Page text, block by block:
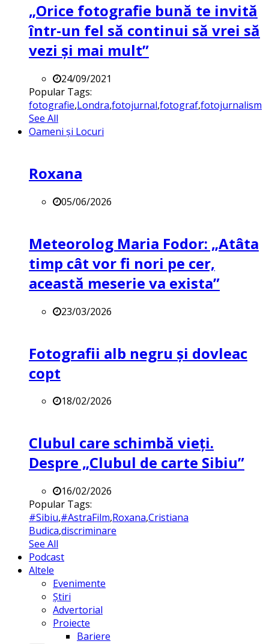
„Orice fotografie bună te invită
într-un fel să continui să vrei să
vezi și mai mult”
24/09/2021
Popular Tags:
fotografie,Londra,fotojurnal,fotograf,fotojurnalism
See All
Oameni și Locuri
Roxana
05/06/2026
Meteorolog Maria Fodor: „Atâta
timp cât vor fi nori pe cer,
această meserie va exista”
23/03/2026
Fotografii alb negru și dovleac
copt
18/02/2026
Clubul care schimbă vieți.
Despre „Clubul de carte Sibiu”
16/02/2026
Popular Tags:
#Sibiu,#AstraFilm,Roxana,Cristiana
Budica,discriminare
See All
Podcast
Altele
Evenimente
Știri
Advertorial
Proiecte
Bariere